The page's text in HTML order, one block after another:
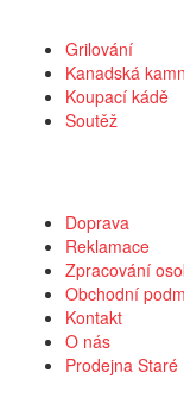
Grilování
Kanadská
Koupací kádě
Soutěž
Doprava
Reklamace
Zpracování
Obchodní
Kontakt
O nás
Prodejna Staré